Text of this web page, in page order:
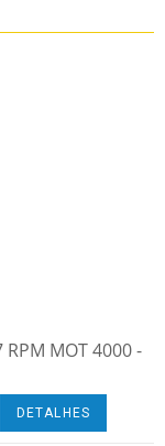
MOT 4000 -
DETALHES